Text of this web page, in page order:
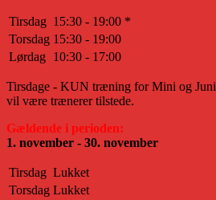
Tirsdag 15:30 - 19:00 *
Torsdag 15:30 - 19:00
Lørdag 10:30 - 17:00
Tirsdage - KUN træning for Mini og
vil være trænerer tilstede.
Gældende i perioden:
1. november - 30. november
Tirsdag Lukket
Torsdag Lukket